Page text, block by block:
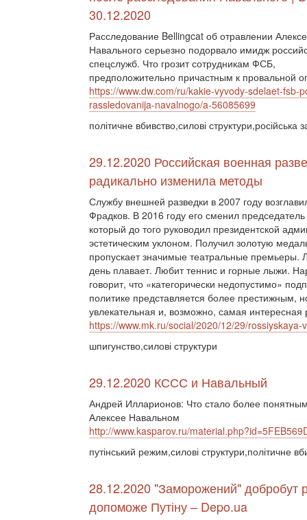
30.12.2020
Расследование Bellingcat об отравлении
Навального серьезно подорвало имидж
спецслужб. Что грозит сотрудникам ФСБ,
предположительно причастным к провальной
https://www.dw.com/ru/kakie-vyvody-sdelaet-fsb-
rassledovanija-navalnogo/a-56085699
політичне вбивство,силові структури,російська
29.12.2020 Российская военная
радикально изменила методы
Службу внешней разведки в 2007 году
Фрадков. В 2016 году его сменил
который до того руководил президентской
эстетическим уклоном. Получил золотую
пропускает значимые театральные
день плавает. Любит теннис и горные лыжи.
говорит, что «категорически недопустимо»
политике представляется более
увлекательная и, возможно, самая интересная
https://www.mk.ru/social/2020/12/29/
шпигунство,силові структури
29.12.2020 КССС и Навальный
Андрей Илларионов: Что стало более
Алексее Навальном
http://www.kasparov.ru/
путінський режим,силові структури,політичне
28.12.2020 "Заморожений" добробут
допоможе Путіну – Depo.ua